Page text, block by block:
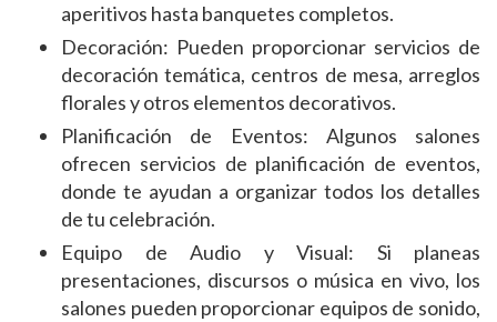
aperitivos hasta banquetes completos.
Decoración: Pueden proporcionar servicios de
decoración temática, centros de mesa, arreglos
florales y otros elementos decorativos.
Planificación de Eventos: Algunos salones
ofrecen servicios de planificación de eventos,
donde te ayudan a organizar todos los detalles
de tu celebración.
Equipo de Audio y Visual: Si planeas
presentaciones, discursos o música en vivo, los
salones pueden proporcionar equipos de sonido,